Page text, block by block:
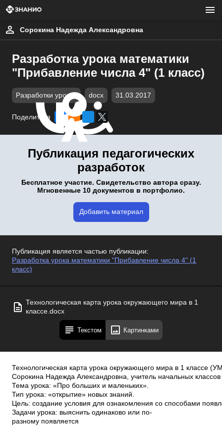
Сорокина Надежда Александровна
Разработка урока математики
"Прибавление числа 4" (1 класс)
Разработки уроков docx 31.03.2017
Поделиться
Публикация педагогических
разработок
Бесплатное участие. Свидетельство автора сразу.
Мгновенные 10 документов в портфолио.
Добавить материал
Публикация является частью публикации:
Разработка урока математики "Прибавление числа 4" (1
класс)
Технологическая карта урока окружающего мира в 1
классе.docx
Текстом Картинками
Технологическая карта урока окружающего мира в 1 классе
Сорокина Надежда Александровна, учитель начальных
Тема урока: «Про больших и маленьких».
Тип урока: «открытие» новых знаний.
Цель: создание условия для ознакомления со способами
Задачи урока: выяснить одинаково или по­
разному появляется